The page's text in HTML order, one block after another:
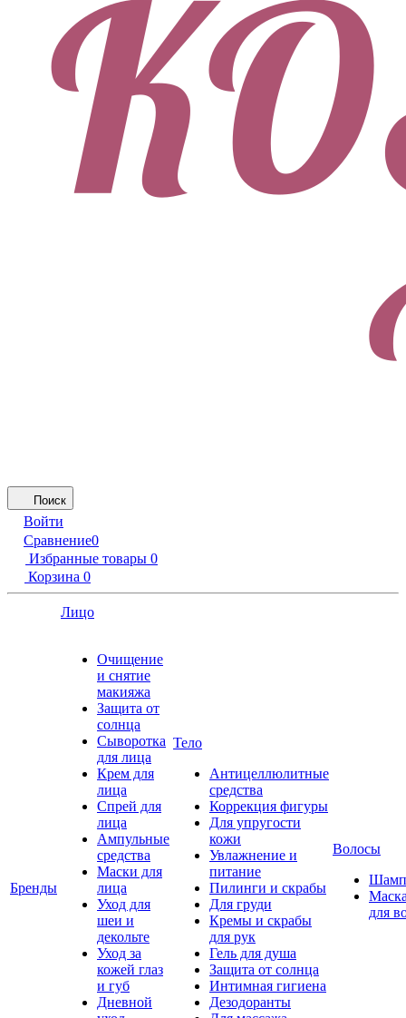
Поиск
Войти
Сравнение0
Избранные товары 0
Корзина 0
Бренды
Лицо
Очищение
и снятие
макияжа
Защита от
солнца
Сыворотка
для лица
Крем для
лица
Спрей для
лица
Ампульные
средства
Маски для
лица
Уход для
шеи и
декольте
Уход за
кожей глаз
и губ
Дневной
Тело
Антицеллюлитные
средства
Коррекция фигуры
Для упругости
кожи
Увлажнение и
питание
Пилинги и скрабы
Для груди
Кремы и скрабы
для рук
Гель для душа
Защита от солнца
Интимная гигиена
Дезодоранты
Волосы
для